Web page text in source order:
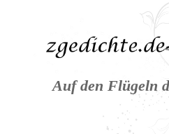
Auf den Flügeln